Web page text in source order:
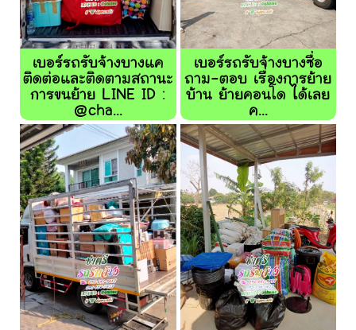
เบอร์รถรับจ้างบางแค
ติดต่อและติดตามสถานะ
การขนย้าย LINE ID :
@cha...
เบอร์รถรับจ้างบางซื่อ
ถาม-ตอบ เรื่องการย้าย
บ้าน ย้ายคอนโด ได้เลย
ค...